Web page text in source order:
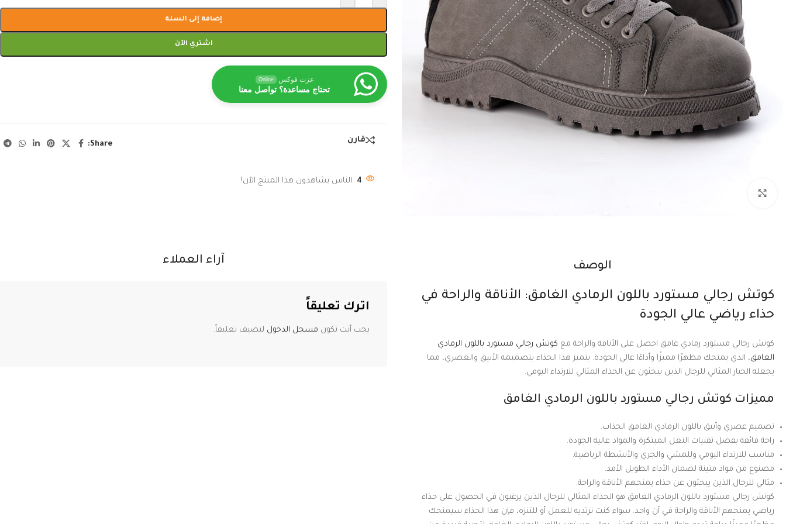
إضافة إلى السلة
اشتري الآن
عزت فوكس Online
تحتاج مساعدة؟ تواصل معنا
قارن Share:
4 الناس يشاهدون هذا المنتج الآن!
الوصف
كوتش رجالي مستورد باللون الرمادي الغامق: الأناقة والراحة في
حذاء رياضي عالي الجودة
كوتش رجالي مستورد رمادي غامق احصل على الأناقة والراحة مع كوتش رجالي مستورد باللون الرمادي
الغامق، الذي يمنحك مظهرًا مميزًا وأداءًا عالي الجودة. يتميز هذا الحذاء بتصميمه الأنيق والعصري، مما
يجعله الخيار المثالي للرجال الذين يبحثون عن الحذاء المثالي للارتداء اليومي.
مميزات كوتش رجالي مستورد باللون الرمادي الغامق
تصميم عصري وأنيق باللون الرمادي الغامق الجذاب.
راحة فائقة بفضل تقنيات النعل المبتكرة والمواد عالية الجودة.
مناسب للارتداء اليومي وللمشي والجري والأنشطة الرياضية.
مصنوع من مواد متينة لضمان الأداء الطويل الأمد.
مثالي للرجال الذين يبحثون عن حذاء يمنحهم الأناقة والراحة.
كوتش رجالي مستورد باللون الرمادي الغامق هو الحذاء المثالي للرجال الذين يرغبون في الحصول على حذاء
رياضي يمنحهم الأناقة والراحة في آن واحد. سواء كنت ترتديه للعمل أو للتنزه، فإن هذا الحذاء سيمنحك
آراء العملاء
اترك تعليقاً
يجب أنت تكون مسجل الدخول لتضيف تعليقاً.